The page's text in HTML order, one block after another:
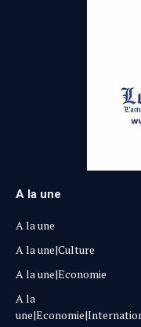
A la une
A la une
A la une|Culture
A la une|Economie
A la